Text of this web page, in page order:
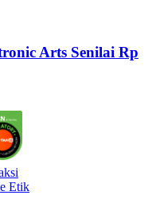
Arts Senilai Rp
Etik